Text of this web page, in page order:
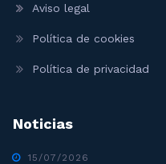
Aviso legal
Política de cookies
Política de privacidad
Noticias
15/07/2026